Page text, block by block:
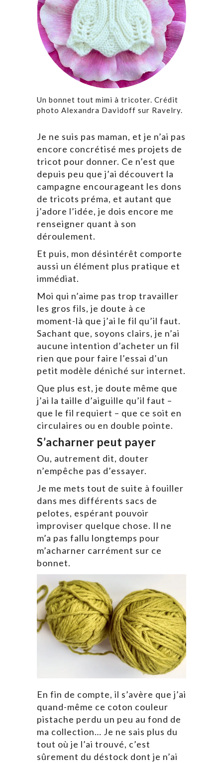
Un bonnet tout mimi à tricoter. Crédit
photo Alexandra Davidoff sur Ravelry.
Je ne suis pas maman, et je n’ai pas
encore concrétisé mes projets de
tricot pour donner. Ce n’est que
depuis peu que j’ai découvert la
campagne encourageant les dons
de tricots préma, et autant que
j’adore l’idée, je dois encore me
renseigner quant à son
déroulement.
Et puis, mon désintérêt comporte
aussi un élément plus pratique et
immédiat.
Moi qui n’aime pas trop travailler
les gros fils, je doute à ce
moment-là que j’ai le fil qu’il faut.
Sachant que, soyons clairs, je n’ai
aucune intention d’acheter un fil
rien que pour faire l’essai d’un
petit modèle déniché sur internet.
Que plus est, je doute même que
j’ai la taille d’aiguille qu’il faut –
que le fil requiert – que ce soit en
circulaires ou en double pointe.
S’acharner peut payer
Ou, autrement dit, douter
n’empêche pas d’essayer.
Je me mets tout de suite à fouiller
dans mes différents sacs de
pelotes, espérant pouvoir
improviser quelque chose. Il ne
m’a pas fallu longtemps pour
m’acharner carrément sur ce
bonnet.
En fin de compte, il s’avère que j’ai
quand-même ce coton couleur
pistache perdu un peu au fond de
ma collection… Je ne sais plus du
tout où je l’ai trouvé, c’est
sûrement du déstock dont je n’ai